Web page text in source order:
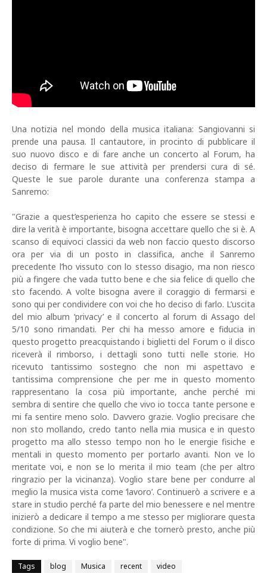
Una notizia nel mondo della musica italiana: Sangiovanni si
prende una pausa. Il cantautore, in procinto di pubblicare il
suo nuovo disco e di fare anche un concerto al Forum, ha
deciso di fermare le sue attività per prendersi cura di sé.
Queste le sue parole durante una conferenza stampa a
Sanremo:
"Grazie a quest’esperienza ho capito che essere se stessi e
dire la verità è importante, bisogna accettare quello che si è. A
scanso di equivoci classici da web non faccio questo discorso
ora per via di un posto in classifica, anche il Sanremo
precedente l’ho vissuto con lo stesso disagio, ma non riesco
più a fingere che vada tutto bene e che sia felice di quello che
sto facendo. A volte bisogna avere il coraggio di fermarsi e
sono qui per condividere con voi che ho deciso di farlo. L’uscita
del mio album ‘privacy’ e il concerto al forum di Assago del
5/10 sono rimandati. Per chi ha messo amore e fiducia in
questo progetto preacquistando i biglietti del Forum o il disco
riceverà il rimborso, i dettagli sono tutti nelle storie. Ho
ricevuto tantissimo sostegno che non mi aspettavo e
tantissima comprensione che per me in questo momento
rappresentano la cosa più importante, anche perché mi
sembra di sentire che quello che vivo io tocca tante persone e
mi fa sentire meno solo. Davvero grazie. Voglio precisare che
non sto mollando, credo tanto nella mia musica e in questo
progetto ma allo stesso tempo non ho le energie fisiche e
mentali in questo momento per portarlo avanti. Non ve lo
meritate voi, e non se lo merita il mio team (che per altro
ringrazio per la vicinanza). Voglio stare bene per condurre al
meglio la musica vista come ‘lavoro’. Continuerò a scrivere e a
stare in studio perché fa parte del mio benessere e nel mentre
inizierò a dedicare il tempo a me stesso per migliorare questa
condizione. So che mi aiuterà e che tornerò presto, anche più
forte di prima. Vi voglio bene".
Tags blog Musica recent video